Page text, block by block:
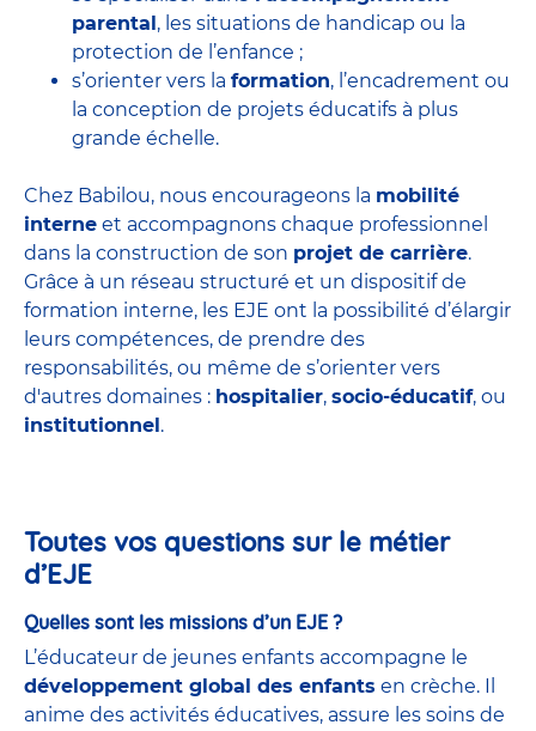
parental, les situations de handicap ou la
protection de l’enfance ;
s’orienter vers la formation, l’encadrement ou
la conception de projets éducatifs à plus
grande échelle.
Chez Babilou, nous encourageons la mobilité
interne et accompagnons chaque professionnel
dans la construction de son projet de carrière.
Grâce à un réseau structuré et un dispositif de
formation interne, les EJE ont la possibilité d’élargir
leurs compétences, de prendre des
responsabilités, ou même de s’orienter vers
d'autres domaines : hospitalier, socio-éducatif, ou
institutionnel.
Toutes vos questions sur le métier
d’EJE
Quelles sont les missions d’un EJE ?
L’éducateur de jeunes enfants accompagne le
développement global des enfants en crèche. Il
anime des activités éducatives, assure les soins de